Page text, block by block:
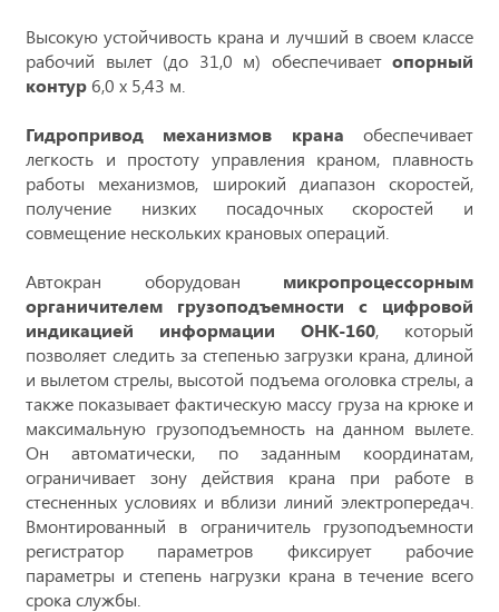
Высокую устойчивость крана и лучший в своем классе
рабочий вылет (до 31,0 м) обеспечивает опорный
контур 6,0 х 5,43 м.
Гидропривод механизмов крана обеспечивает
легкость и простоту управления краном, плавность
работы механизмов, широкий диапазон скоростей,
получение низких посадочных скоростей и
совмещение нескольких крановых операций.
Автокран оборудован микропроцессорным
органичителем грузоподъемности с цифровой
индикацией информации ОНК-160, который
позволяет следить за степенью загрузки крана, длиной
и вылетом стрелы, высотой подъема оголовка стрелы, а
также показывает фактическую массу груза на крюке и
максимальную грузоподъемность на данном вылете.
Он автоматически, по заданным координатам,
ограничивает зону действия крана при работе в
стесненных условиях и вблизи линий электропередач.
Вмонтированный в ограничитель грузоподъемности
регистратор параметров фиксирует рабочие
параметры и степень нагрузки крана в течение всего
срока службы.